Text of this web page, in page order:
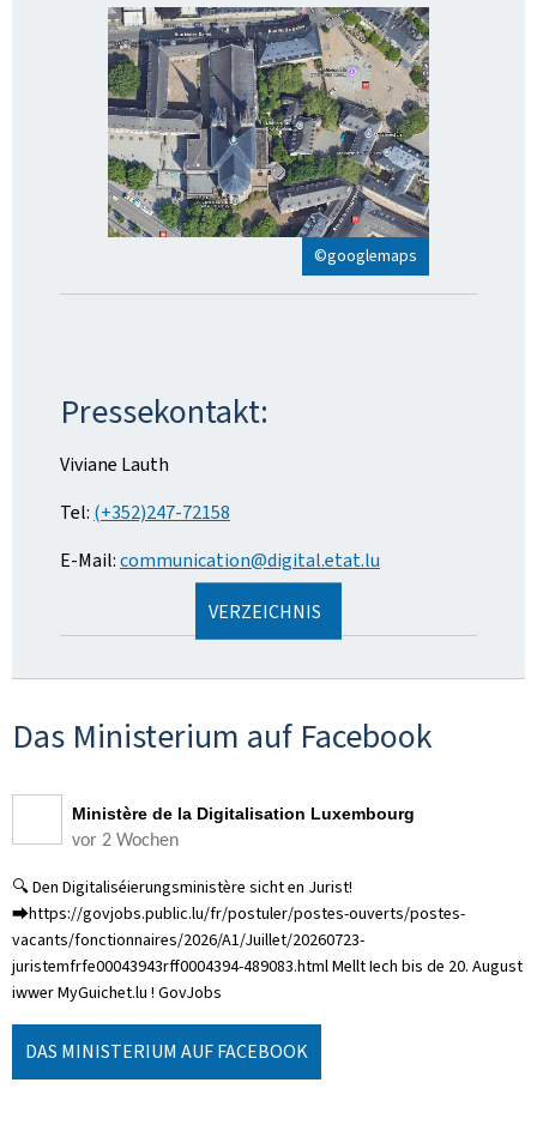
©googlemaps
Pressekontakt:
Viviane Lauth
Tel: (+352)247-72158
E-Mail:communication@digital.etat.lu
VERZEICHNIS
Das Ministerium auf Facebook
Ministère de la Digitalisation Luxembourg
vor 2 Wochen
🔍 Den Digitaliséierungsministère sicht en Jurist!
⮕https://govjobs.public.lu/fr/postuler/postes-ouverts/postes-
vacants/fonctionnaires/2026/A1/Juillet/20260723-
juristemfrfe00043943rff0004394-489083.html Mellt Iech bis de 20. August
iwwer MyGuichet.lu ! GovJobs
DAS MINISTERIUM AUF FACEBOOK